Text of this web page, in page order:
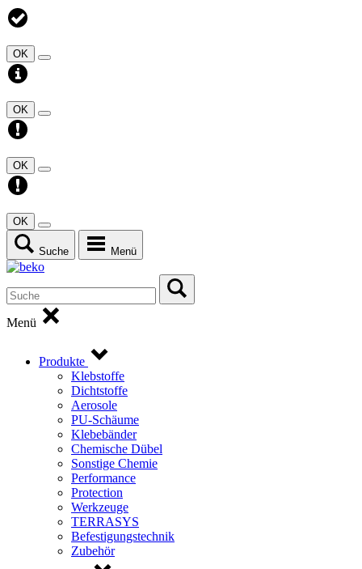
OK
OK
OK
OK
Suche Menü
Menü
Produkte
Klebstoffe
Dichtstoffe
Aerosole
PU-Schäume
Klebebänder
Chemische Dübel
Sonstige Chemie
Performance
Protection
Werkzeuge
TERRASYS
Befestigungstechnik
Zubehör